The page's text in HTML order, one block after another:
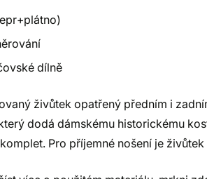
dílně
živůtek opatřený předním i
dodá dámskému historickému
Pro příjemné nošení je